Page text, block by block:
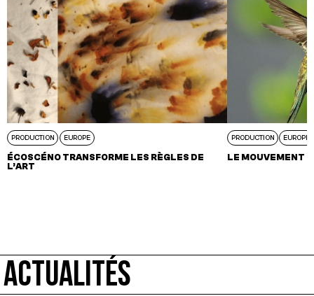
PRODUCTION EUROPE
ÉCOSCÉNO TRANSFORME LES RÈGLES DE
L’ART
PRODUCTION EUROPE
LE MOUVEMENT
ACTUALITÉS